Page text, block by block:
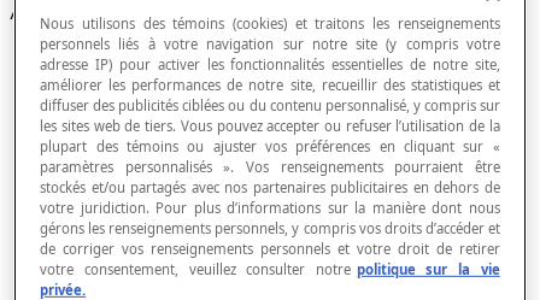
Articles
Billion
Cardinalité
Centaine
Chiffre
Chiffre arabe
Chiffre romain
Chiffre significatif
Comptage
Décimale
Décomposition d'un nombre
Décomposition d'un nombre en facteurs
Nous utilisons des témoins (cookies) et traitons les renseignements
personnels liés à votre navigation sur notre site (y compris votre
adresse IP) pour activer les fonctionnalités essentielles de notre site,
améliorer les performances de notre site, recueillir des statistiques et
diffuser des publicités ciblées ou du contenu personnalisé, y compris sur
les sites web de tiers. Vous pouvez accepter ou refuser l’utilisation de la
plupart des témoins ou ajuster vos préférences en cliquant sur «
paramètres personnalisés ». Vos renseignements pourraient être
stockés et/ou partagés avec nos partenaires publicitaires en dehors de
votre juridiction. Pour plus d’informations sur la manière dont nous
gérons les renseignements personnels, y compris vos droits d’accéder et
de corriger vos renseignements personnels et votre droit de retirer
votre consentement, veuillez consulter notre politique sur la vie
privée.